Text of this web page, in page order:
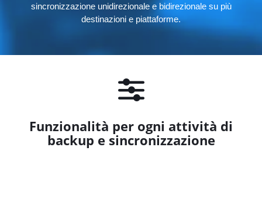
sincronizzazione unidirezionale e bidirezionale su più
destinazioni e piattaforme.
Funzionalità per ogni attività di
backup e sincronizzazione